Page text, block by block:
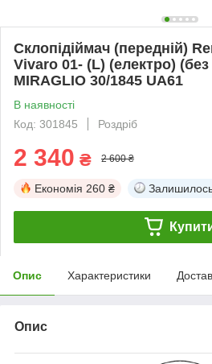
Склопідіймач (передній)
Vivaro 01- (L) (електро)
MIRAGLIO 30/1845 UA61
В наявності
Код: 301845
Роздріб
2 340 ₴ 2 600 ₴
Економія 260 ₴
Опис Характеристики
Опис